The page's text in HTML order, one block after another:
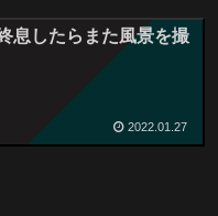
息したらまた風景を撮
2022.01.27